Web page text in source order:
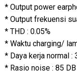
* Output power
* Output frekuensi
* THD : 0.05%
* Waktu charging/
* Daya kerja normal :
* Rasio noise : 85 DB